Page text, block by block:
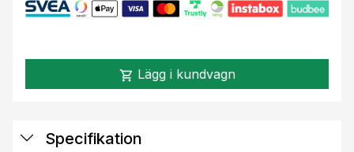
shopping_cart Lägg i kundvagn
Specifikation